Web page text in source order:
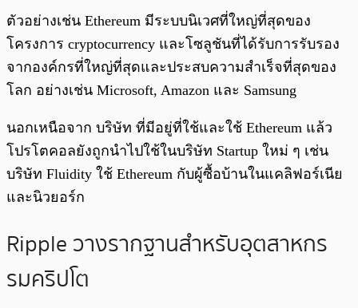
ตัวอย่างเช่น Ethereum มีระบบนิเวศที่ใหญ่ที่สุดของ
โครงการ cryptocurrency และโซลูชันที่ได้รับการรับรอง
จากองค์กรที่ใหญ่ที่สุดและประสบความสำเร็จที่สุดของ
โลก อย่างเช่น Microsoft, Amazon และ Samsung
นอกเหนือจาก บริษัท ที่มีอยู่ที่ใช้และใช้ Ethereum แล้ว
โปรโตคอลยังถูกนำไปใช้ในบริษัท Startup ใหม่ ๆ เช่น
บริษัท Fluidity ใช้ Ethereum กับผู้ซื้อบ้านในแคลิฟอร์เนีย
และนิวยอร์ก
Ripple วางรากฐานสำหรับอุตสาหกร
รมคริปโต